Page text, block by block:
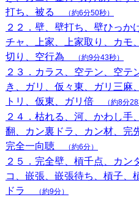
打ち、被る
（約6分50秒）
２２．壁、壁打ち、壁ひっか
チャ、上家、上家取り、カモ
切り、空行為
（約9分43秒）
２３．カラス、空テン、空テ
き、ガリ、仮々東、ガリ三麻
トリ、仮東、ガリ倍
（約8分28
２４．枯れる、河、かわし手
翻、カン裏ドラ、カン材、完
完全一向聴
（約6分）
２５．完全壁、槓千点、カン
コ、嵌張、嵌張待ち、槓子、
ドラ
（約9分）